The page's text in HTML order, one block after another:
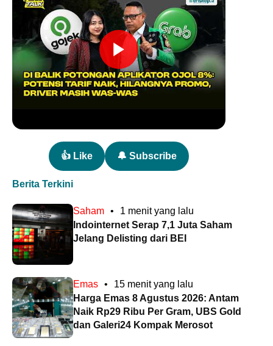
👍 Like 🔔 Subscribe
Berita Terkini
Saham •
1 menit yang lalu
Indointernet Serap 7,1 Juta Saham
Jelang Delisting dari BEI
Emas •
15 menit yang lalu
Harga Emas 8 Agustus 2026: Antam
Naik Rp29 Ribu Per Gram, UBS Gold
dan Galeri24 Kompak Merosot